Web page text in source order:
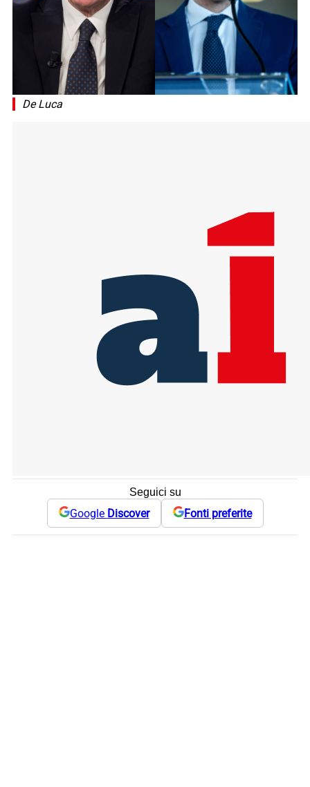
De Luca
Seguici su
Google Discover Fonti preferite